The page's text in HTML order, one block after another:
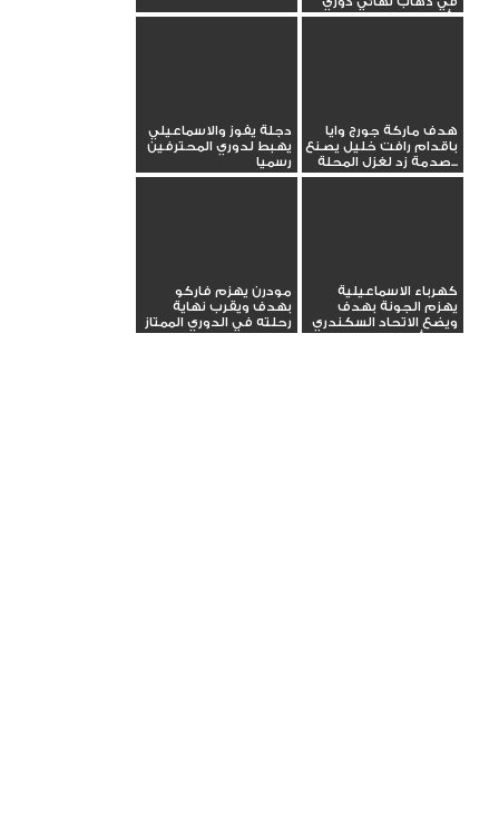
أبطال...
هدف ماركة جورج وايا
باقدام رافت خليل يصنع
صدمة زد لغزل المحلة...
دجلة يفوز والاسماعيلي
يهبط لدوري المحترفين
رسميا
كهرباء الاسماعيلية
يهزم الجونة بهدف
ويضع الاتحاد السكندري
في مأزق
مودرن يهزم فاركو
بهدف ويقرب نهاية
رحلته في الدوري الممتاز